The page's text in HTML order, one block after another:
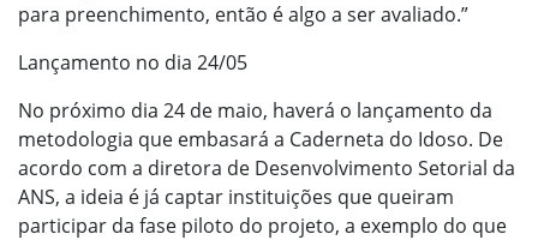
para preenchimento, então é algo a ser avaliado.”
Lançamento no dia 24/05
No próximo dia 24 de maio, haverá o lançamento da
metodologia que embasará a Caderneta do Idoso. De
acordo com a diretora de Desenvolvimento Setorial da
ANS, a ideia é já captar instituições que queiram
participar da fase piloto do projeto, a exemplo do que